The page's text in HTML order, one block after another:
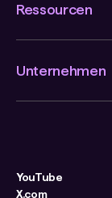
Ressourcen
Unternehmen
YouTube
X.com